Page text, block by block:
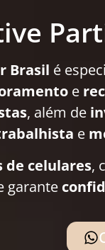
Brasil é
e
, além de
e
de celulares,
garante